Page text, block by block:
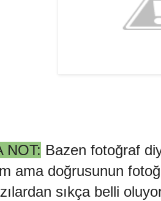
NOT: Bazen fotoğraf
ama doğrusunun
sıkça belli